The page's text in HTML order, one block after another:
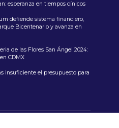
esperanza en tiempos cínicos
defiende sistema financiero,
Bicentenario y avanza en
de las Flores San Ángel 2024:
CDMX
insuficiente el presupuesto para